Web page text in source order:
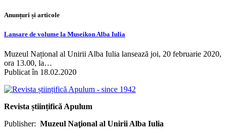
Anunțuri și articole
Lansare de volume la Museikon Alba Iulia
Muzeul Național al Unirii Alba Iulia lansează joi, 20 februarie 2020,
ora 13.00, la…
Publicat în 18.02.2020
Revista științifică Apulum
Publisher: Muzeul Naţional al Unirii Alba Iulia